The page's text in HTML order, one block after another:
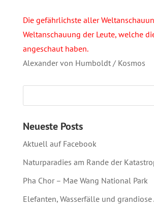
Die gefährlichste aller
Weltanschauung der Leute, welche
angeschaut haben.
Alexander von Humboldt / Kosmos
Neueste Posts
Aktuell auf Facebook
Naturparadies am Rande der
Pha Chor – Mae Wang National Park
Elefanten, Wasserfälle und grandiose